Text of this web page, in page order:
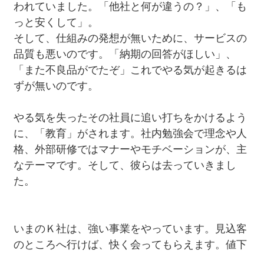
われていました。「他社と何が違うの？」、「も
っと安くして」。
そして、仕組みの発想が無いために、サービスの
品質も悪いのです。「納期の回答がほしい」、
「また不良品がでたぞ」これでやる気が起きるは
ずが無いのです。
やる気を失ったその社員に追い打ちをかけるよう
に、「教育」がされます。社内勉強会で理念や人
格、外部研修ではマナーやモチベーションが、主
なテーマです。そして、彼らは去っていきまし
た。
いまのＫ社は、強い事業をやっています。見込客
のところへ行けば、快く会ってもらえます。値下